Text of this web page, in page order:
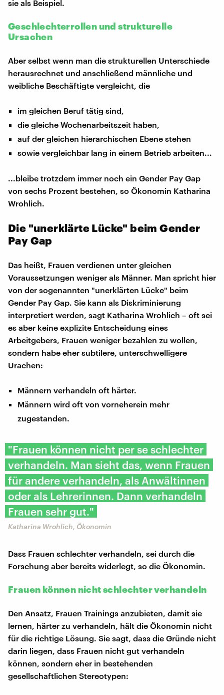
sie als Beispiel.
Geschlechterrollen und strukturelle
Ursachen
Aber selbst wenn man die strukturellen Unterschiede
herausrechnet und anschließend männliche und
weibliche Beschäftigte vergleicht, die
im gleichen Beruf tätig sind,
die gleiche Wochenarbeitszeit haben,
auf der gleichen hierarchischen Ebene stehen
sowie vergleichbar lang in einem Betrieb arbeiten...
...bleibe trotzdem immer noch ein Gender Pay Gap
von sechs Prozent bestehen, so Ökonomin Katharina
Wrohlich.
Die "unerklärte Lücke" beim Gender
Pay Gap
Das heißt, Frauen verdienen unter gleichen
Voraussetzungen weniger als Männer. Man spricht hier
von der sogenannten "unerklärten Lücke" beim
Gender Pay Gap. Sie kann als Diskriminierung
interpretiert werden, sagt Katharina Wrohlich – oft sei
es aber keine explizite Entscheidung eines
Arbeitgebers, Frauen weniger bezahlen zu wollen,
sondern habe eher subtilere, unterschwelligere
Urachen:
Männern verhandeln oft härter.
Männern wird oft von vorneherein mehr
zugestanden.
"Frauen können nicht per se schlechter
verhandeln. Man sieht das, wenn Frauen
für andere verhandeln, als Anwältinnen
oder als Lehrerinnen. Dann verhandeln
Frauen sehr gut."
Katharina Wrohlich, Ökonomin
Dass Frauen schlechter verhandeln, sei durch die
Forschung aber bereits widerlegt, so die Ökonomin.
Frauen können nicht schlechter verhandeln
Den Ansatz, Frauen Trainings anzubieten, damit sie
lernen, härter zu verhandeln, hält die Ökonomin nicht
für die richtige Lösung. Sie sagt, dass die Gründe nicht
darin liegen, dass Frauen nicht gut verhandeln
können, sondern eher in bestehenden
gesellschaftlichen Stereotypen: